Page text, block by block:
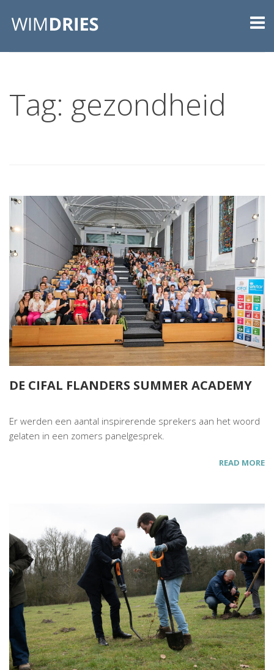
Tag: gezondheid
DE CIFAL FLANDERS SUMMER ACADEMY
Er werden een aantal inspirerende sprekers aan het woord
gelaten in een zomers panelgesprek.
READ MORE